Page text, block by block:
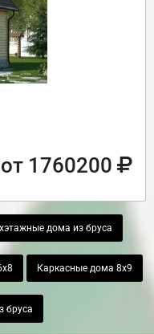
от 1760200
дома из бруса
Каркасные дома 8х9
бруса